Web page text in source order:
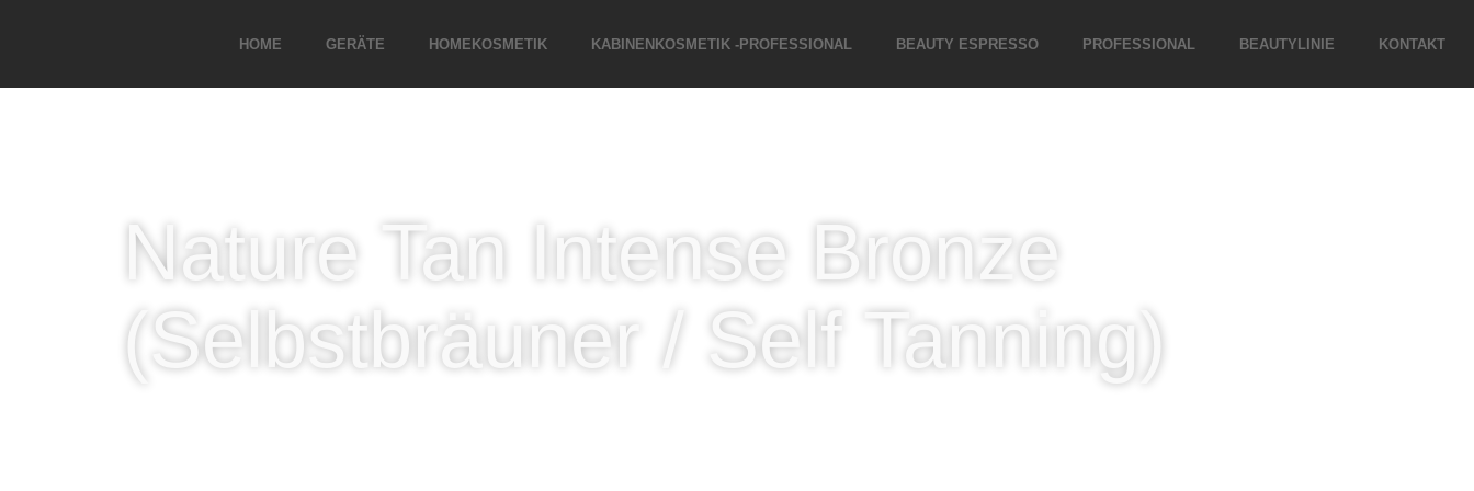
HOME GERÄTE HOMEKOSMETIK KABINENKOSMETIK -PROFESSIONAL BEAUTY ESPRESSO PROFESSIONAL BEAUTYLINIE KONTAKT
Nature Tan Intense Bronze
(Selbstbräuner / Self Tanning)